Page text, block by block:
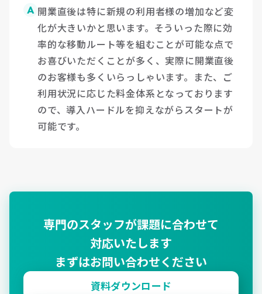
A 開業直後は特に新規の利用者様の増加など変
化が大きいかと思います。そういった際に効
率的な移動ルート等を組むことが可能な点で
お喜びいただくことが多く、実際に開業直後
のお客様も多くいらっしゃいます。また、ご
利用状況に応じた料金体系となっております
ので、導入ハードルを抑えながらスタートが
可能です。
専門のスタッフが課題に合わせて
対応いたします
まずはお問い合わせください
資料ダウンロード